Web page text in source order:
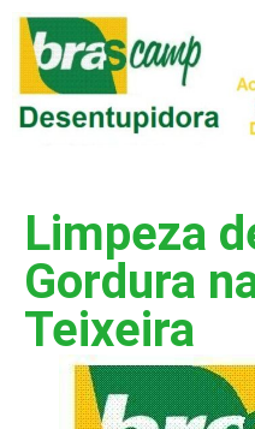
Limpeza
Gordura
Teixeira